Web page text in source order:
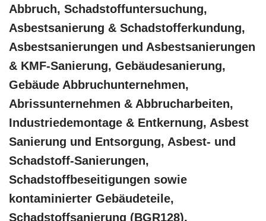
Abbruch, Schadstoffuntersuchung,
Asbestsanierung & Schadstofferkundung,
Asbestsanierungen und Asbestsanierungen
& KMF-Sanierung, Gebäudesanierung,
Gebäude Abbruchunternehmen,
Abrissunternehmen & Abbrucharbeiten,
Industriedemontage & Entkernung, Asbest
Sanierung und Entsorgung, Asbest- und
Schadstoff-Sanierungen,
Schadstoffbeseitigungen sowie
kontaminierter Gebäudeteile,
Schadstoffsanierung (BGR128),